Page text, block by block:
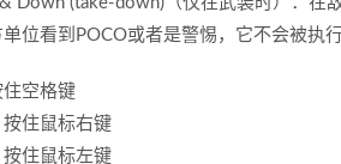
单位看到POCO或者是警惕，它不会被执行
住空格键
住鼠标右键
按住鼠标左键